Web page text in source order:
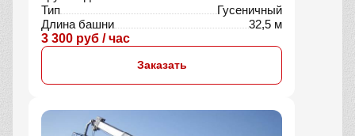
Тип
Гусеничный
Длина башни
32,5 м
3 300 руб / час
Заказать